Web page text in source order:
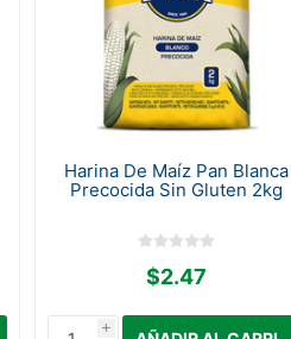
Harina De Maíz Pan Blanca
Precocida Sin Gluten 2kg
$2.47
i